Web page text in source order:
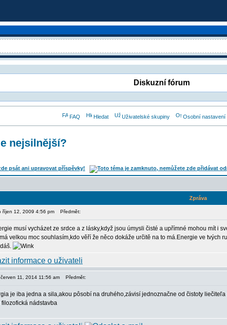
Diskuzní fórum
FAQ Hledat Uživatelské skupiny Osobní nastavení
nejsilnější?
Zpráva
říjen 12, 2009 4:56 pm Předmět:
musí vycházet ze srdce a z lásky,když jsou úmysli čisté a upřímné mohou mít i
velkou moc souhlasím,kdo věří že něco dokáže určitě na to má.Energie ve tvých
11, 2014 11:56 am Předmět:
je iba jedna a sila,akou pôsobí na druhého,závisí jednoznačne od čistoty
filozofická nádstavba